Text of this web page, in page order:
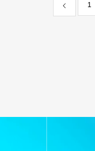
1